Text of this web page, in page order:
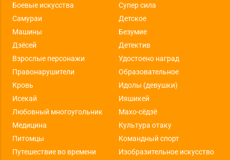
Боевые искусства
Супер сила
Самураи
Детское
Машины
Безумие
Дзёсей
Детектив
Взрослые персонажи
Удостоено наград
Правонарушители
Образовательное
Кровь
Идолы (девушки)
Исекай
Ияшикей
Любовный многоугольник
Махо-сёдзё
Медицина
Культура отаку
Питомцы
Командный спорт
Путешествие во времени
Изобразительное искусство